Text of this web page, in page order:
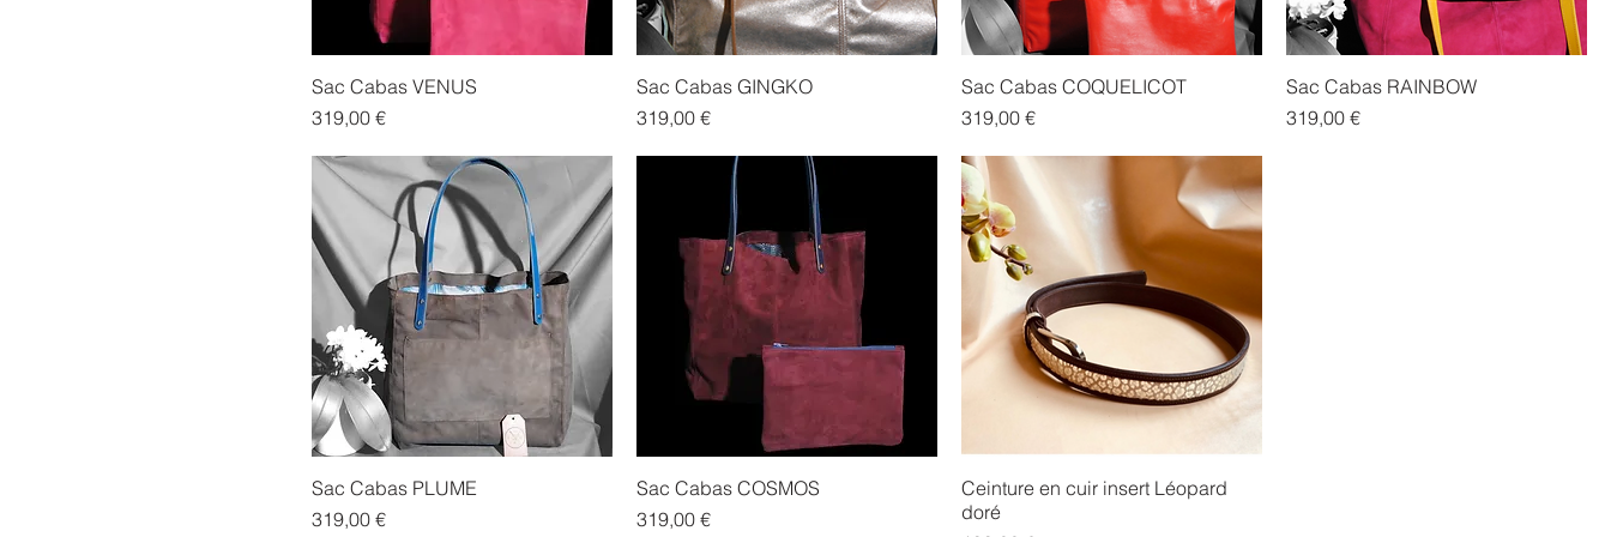
Sac Cabas VENUS
Prix
319,00 €
Sac Cabas GINGKO
Prix
319,00 €
Sac Cabas COQUELICOT
Prix
319,00 €
Sac Cabas RAINBOW
Prix
319,00 €
Sac Cabas PLUME
Prix
319,00 €
Sac Cabas COSMOS
Prix
319,00 €
Ceinture en cuir insert Léopard
doré